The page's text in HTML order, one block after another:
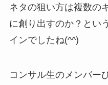
ネタの狙い方は複数の
に創り出すのか？とい
インでしたね(^^)
コンサル生のメンバー